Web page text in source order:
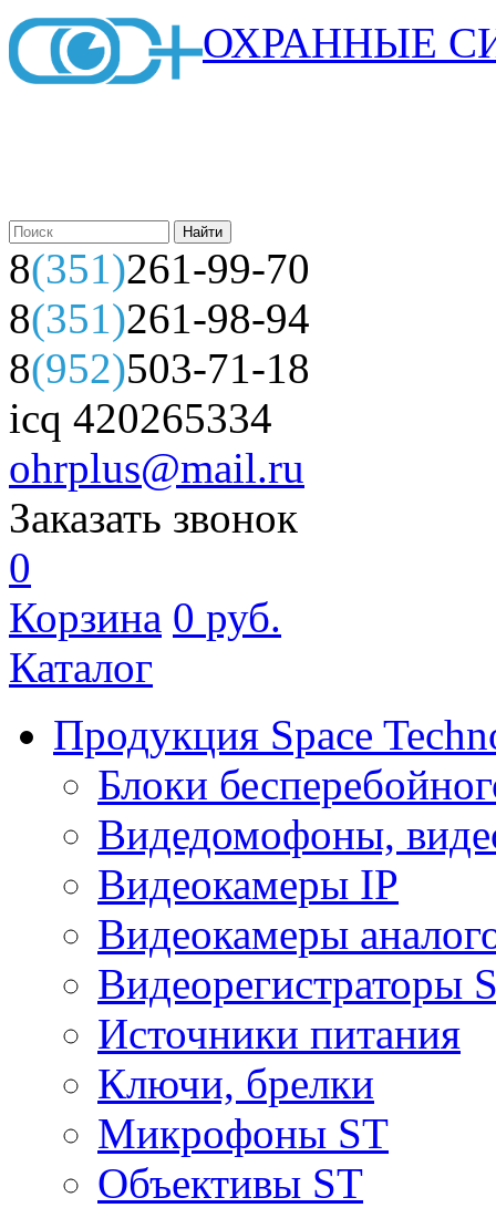
ОХРАННЫЕ
8(351)261-99-70
8(351)261-98-94
8(952)503-71-18
icq 420265334
ohrplus@mail.ru
Заказать звонок
0
Корзина 0 руб.
Каталог
Продукция Space
Блоки
Видедомофоны,
Видеокамеры IP
Видеокамеры
Видеорегистраторы
Источники питания
Ключи, брелки
Микрофоны ST
Объективы ST